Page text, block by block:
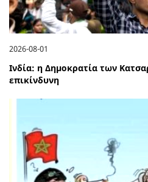
2026-08-01
Ινδία: η Δημοκρατία των
επικίνδυνη